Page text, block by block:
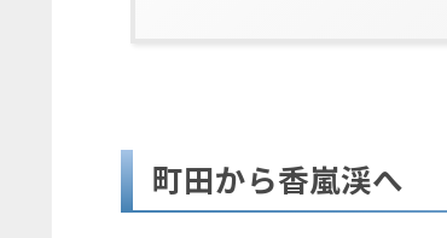
町田から香嵐渓へ